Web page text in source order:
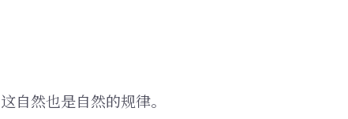
自然也是自然的规律。